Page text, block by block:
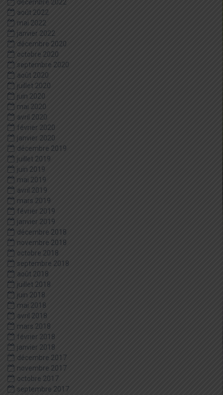
décembre 2022
août 2022
mai 2022
janvier 2022
décembre 2020
octobre 2020
septembre 2020
août 2020
juillet 2020
juin 2020
mai 2020
avril 2020
février 2020
janvier 2020
décembre 2019
juillet 2019
juin 2019
mai 2019
avril 2019
mars 2019
février 2019
janvier 2019
décembre 2018
novembre 2018
octobre 2018
septembre 2018
août 2018
juillet 2018
juin 2018
mai 2018
avril 2018
mars 2018
février 2018
janvier 2018
décembre 2017
novembre 2017
octobre 2017
septembre 2017